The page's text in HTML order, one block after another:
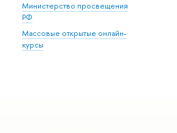
Министерство просвещения
РФ
Массовые открытые онлайн-
курсы